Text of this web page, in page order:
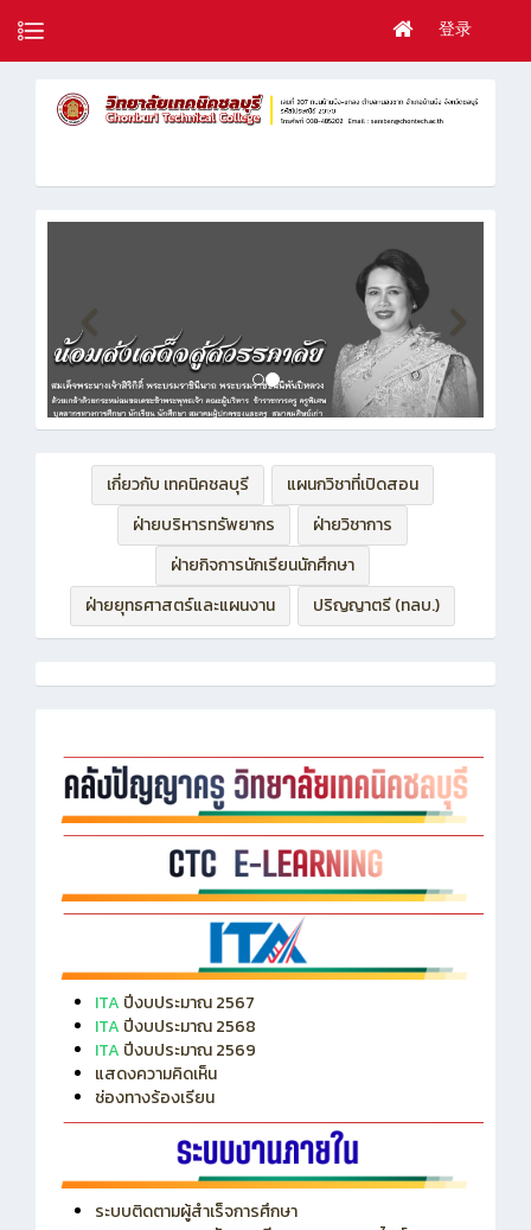
登录
เกี่ยวกับ เทคนิคชลบุรี
แผนกวิชาที่เปิดสอน
ฝ่ายบริหารทรัพยากร
ฝ่ายวิชาการ
ฝ่ายกิจการนักเรียนนักศึกษา
ฝ่ายยุทธศาสตร์และแผนงาน
ปริญญาตรี (ทลบ.)
ITA ปีงบประมาณ 2567
ITA ปีงบประมาณ 2568
ITAปีงบประมาณ 2569
แสดงความคิดเห็น
ช่องทางร้องเรียน